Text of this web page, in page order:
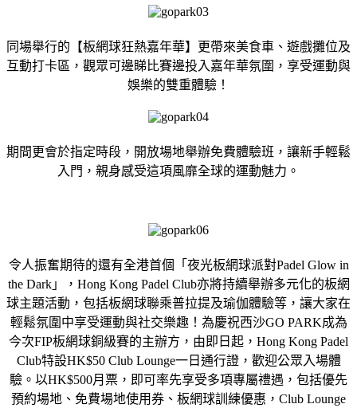
同場舉行的【板網球狂熱嘉年華】更帶來美食車、遊戲攤位及
互動打卡區，觀眾可邊睇比賽邊投入嘉年華氛圍，享受運動與
娛樂的雙重體驗！
期間更會於指定時段，開放場地舉辦免費體驗班，讓新手輕鬆
入門，親身感受這項風靡全球的運動魅力。
令人振奮期待的還有全港首個「夜光板網球派對Padel Glow in
the Dark」，Hong Kong Padel Club亦將持續舉辦多元化的板網
球主題活動，包括板網球聯乘普拉提及瑜伽體驗等，讓大家在
輕鬆氛圍中享受運動與社交樂趣！為慶祝西沙GO PARK成為
今次FIP板網球銅級賽的主辦方，由即日起，Hong Kong Padel
Club特設HK$50 Club Lounge一日通行證，歡迎公眾入場體
驗。以HK$500月票，即可率先享受多項專屬禮遇，包括優先
預約場地、免費場地使用券、板網球訓練優惠，Club Lounge